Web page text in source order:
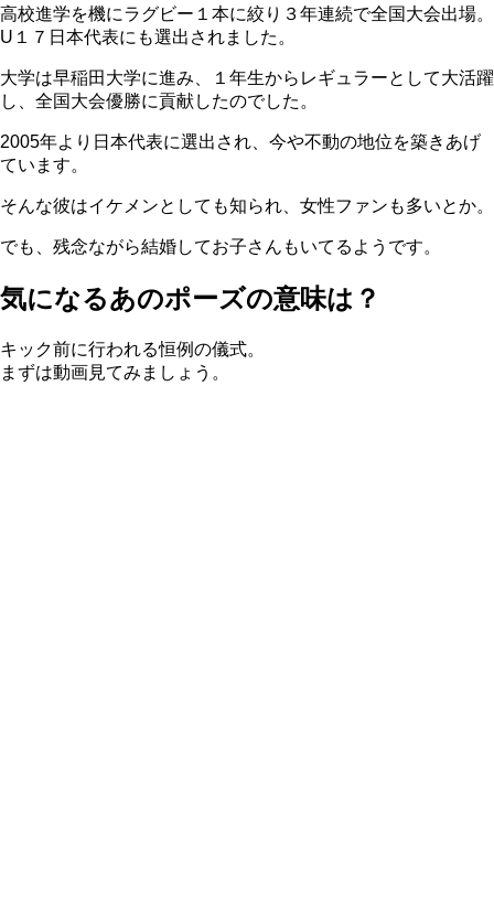
高校進学を機にラグビー１本に絞り３年連続で全国大会出場。
U１７日本代表にも選出されました。
大学は早稲田大学に進み、１年生からレギュラーとして大活躍
し、全国大会優勝に貢献したのでした。
2005年より日本代表に選出され、今や不動の地位を築きあげ
ています。
そんな彼はイケメンとしても知られ、女性ファンも多いとか。
でも、残念ながら結婚してお子さんもいてるようです。
気になるあのポーズの意味は？
キック前に行われる恒例の儀式。
まずは動画見てみましょう。